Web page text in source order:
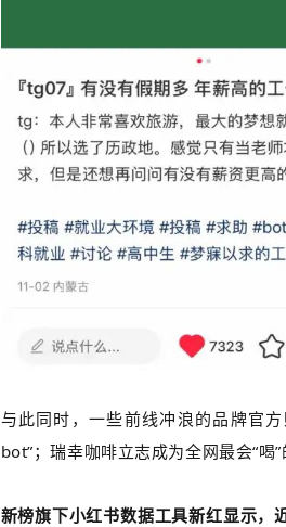
与此同时，一些前线冲浪的品牌官
bot”；瑞幸咖啡立志成为全网最会“喝
新榜旗下小红书数据工具新红显示，